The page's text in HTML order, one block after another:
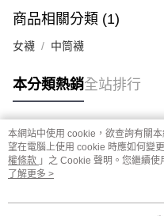
商品相關分類 (1)
女襪 中筒襪
本分類熱銷全站排行
熱門標籤
本網站中使用 cookie，欲查詢有關
望在電腦上使用 cookie 時應如何變
權條款 」之 Cookie 聲明。您繼續
用條款之 Cookie 聲明使用 cookie。
了解更多 >